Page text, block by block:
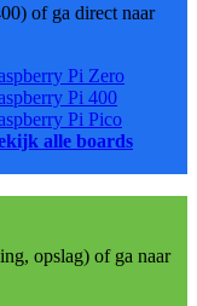
of ga direct naar
Pi Zero
Pi 400
Pi Pico
alle boards
opslag) of ga naar